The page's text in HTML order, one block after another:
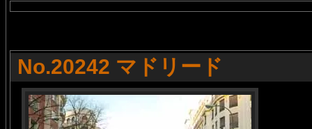
No.20242 マドリード